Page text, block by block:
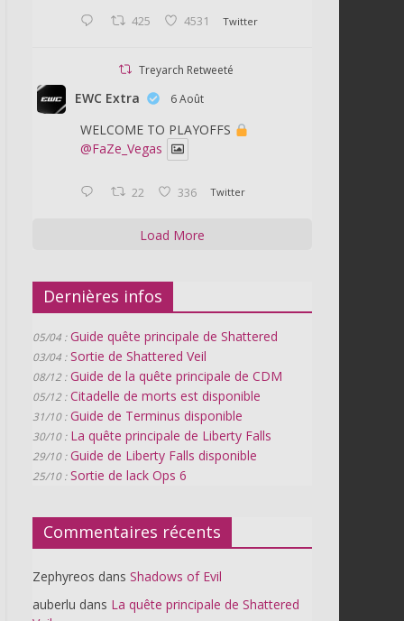
425 4531 Twitter
Treyarch Retweeté
EWC Extra 6 Août
WELCOME TO PLAYOFFS
@FaZe_Vegas
22 336 Twitter
Load More
Dernières infos
05/04 : Guide quête principale de Shattered
03/04 : Sortie de Shattered Veil
08/12 : Guide de la quête principale de CDM
05/12 : Citadelle de morts est disponible
31/10 : Guide de Terminus disponible
30/10 : La quête principale de Liberty Falls
29/10 : Guide de Liberty Falls disponible
25/10 : Sortie de lack Ops 6
Commentaires récents
Zephyreos dans Shadows of Evil
auberlu dans La quête principale de Shattered